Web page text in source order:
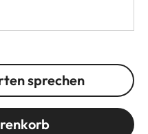
sprechen